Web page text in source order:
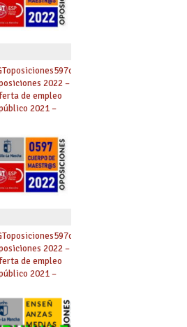
2022 –
de empleo
2021 –
Inspección.
2022 –
de empleo
2021 –
Música
Inspección.